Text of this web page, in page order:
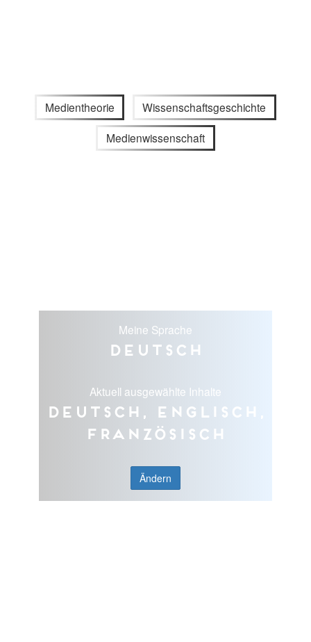
Medientheorie Wissenschaftsgeschichte
Medienwissenschaft
Meine Sprache
Deutsch
Aktuell ausgewählte Inhalte
Deutsch, Englisch,
Französisch
Ändern